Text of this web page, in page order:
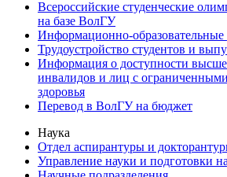
Всероссийские студенческие
на базе ВолГУ
Информационно-образовательные
Трудоустройство студентов и
Информация о доступности
инвалидов и лиц с
здоровья
Перевод в ВолГУ на бюджет
Наука
Отдел аспирантуры и
Управление науки и подготовки